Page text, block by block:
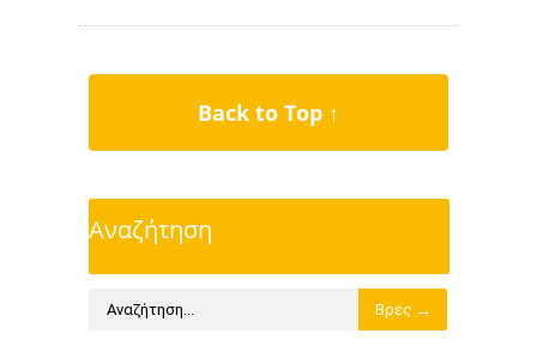
Back to Top ↑
Αναζήτηση